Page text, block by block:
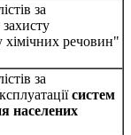
за
хімічних речовин"
за
систем
населених